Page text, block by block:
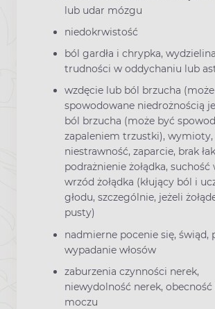
lub udar mózgu
niedokrwistość
ból gardła i chrypka,
trudności w oddychaniu lub
wzdęcie lub ból brzucha
spowodowane niedrożnością
ból brzucha (może być
zapaleniem trzustki), wymioty,
niestrawność, zaparcie, brak
podrażnienie żołądka, suchość
wrzód żołądka (kłujący ból i
głodu, szczególnie, jeżeli
pusty)
nadmierne pocenie się, świąd,
wypadanie włosów
zaburzenia czynności nerek,
niewydolność nerek, obecność
moczu